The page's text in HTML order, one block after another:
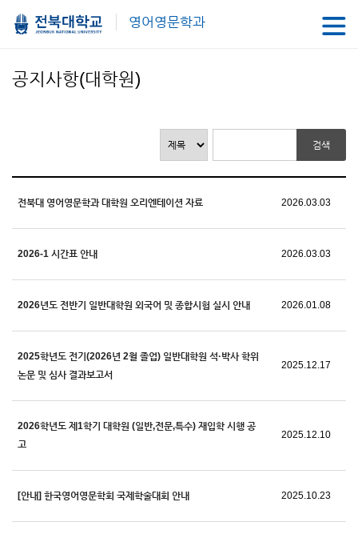
영어영문학과
공지사항(대학원)
전북대 영어영문학과 대학원 오리엔테이션 자료 2026.03.03
2026-1 시간표 안내 2026.03.03
2026년도 전반기 일반대학원 외국어 및 종합시험 실시 안내 2026.01.08
2025학년도 전기(2026년 2월 졸업) 일반대학원 석·박사 학위
논문 및 심사 결과보고서
2025.12.17
2026학년도 제1학기 대학원 (일반,전문,특수) 재입학 시행 공
고
2025.12.10
[안내] 한국영어영문학회 국제학술대회 안내 2025.10.23